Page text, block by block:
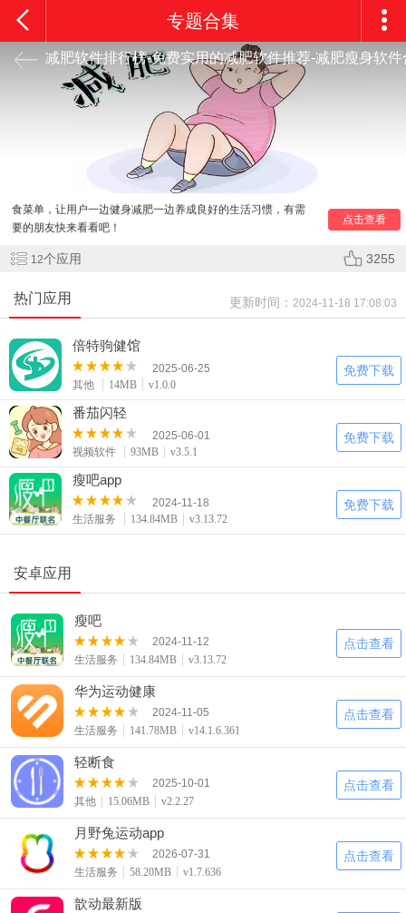
专题合集
减肥软件排行榜-免费实用的减肥软件推荐-减肥瘦身软件
点击查看
减肥软件哪个好用？免费实用的减肥瘦身软件有哪些？小
编就为大家分享了减肥软件排行榜，这些减肥瘦身软件根据不
同用户的身体数据和减肥目标提供合适健康的减肥运动方案，
每天都需要跟着计划运动健康，同时还提供了各种科学轻食饮
食菜单，让用户一边健身减肥一边养成良好的生活习惯，有需
要的朋友快来看看吧！
12个应用 3255
热门应用 更新时间： 2024-11-18 17:08:03
倍特驹健馆
2025-06-25
其他
14MB v1.0.0
免费下载
番茄闪轻
2025-06-01
视频软件
93MB v3.5.1
免费下载
瘦吧app
2024-11-18
生活服务
134.84MB v3.13.72
免费下载
安卓应用
瘦吧
2024-11-12
生活服务
134.84MB v3.13.72
点击查看
华为运动健康
2024-11-05
生活服务
141.78MB v14.1.6.361
点击查看
轻断食
2025-10-01
其他
15.06MB v2.2.27
点击查看
月野兔运动app
2026-07-31
生活服务
58.20MB v1.7.636
点击查看
歆动最新版